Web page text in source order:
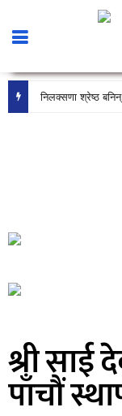
टप्स माध्यमिक
श्री साई
पाँचौं